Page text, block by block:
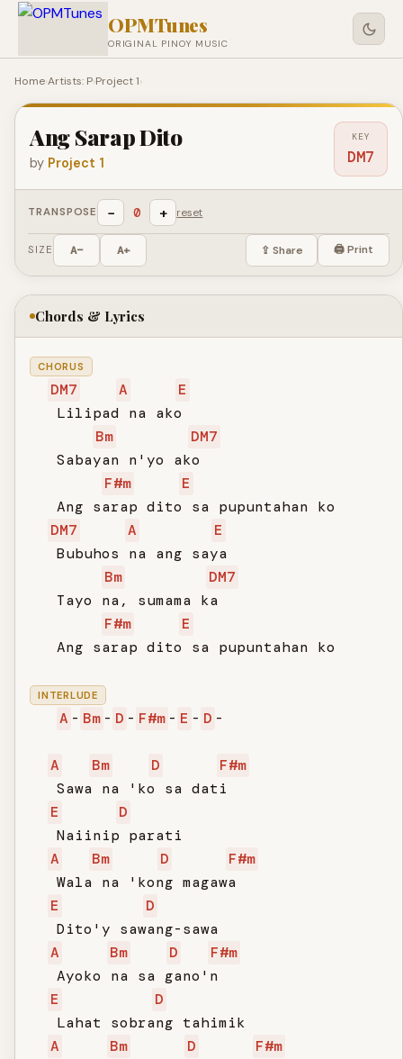
OPMTunes
ORIGINAL PINOY MUSIC
Home›Artists: P›Project 1›
Ang Sarap Dito
by Project 1
KEY
DM7
TRANSPOSE − 0 + reset
SIZE A− A+ ⇪ Share 🖨 Print
Chords & Lyrics
CHORUS
DM7 A
E
   Lilipad na ako
Bm
DM7
   Sabayan n'yo ako
F#m
E
   Ang sarap dito sa pupuntahan ko
DM7
A
E
   Bubuhos na ang saya
Bm
DM7
   Tayo na, sumama ka
F#m
E
   Ang sarap dito sa pupuntahan ko
INTERLUDE
A - Bm - D - F#m - E - D -
A Bm D
F#m
   Sawa na 'ko sa dati
E
D
   Naiinip parati
A
Bm D
F#m
   Wala na 'kong magawa
E
D
   Dito'y sawang-sawa
A
Bm D
F#m
   Ayoko na sa gano'n
E
D
   Lahat sobrang tahimik
A
Bm D
F#m